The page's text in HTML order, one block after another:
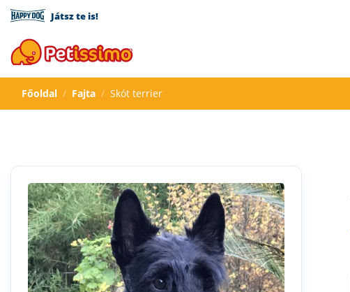
Játsz te is!
Főoldal Fajta Skót terrier